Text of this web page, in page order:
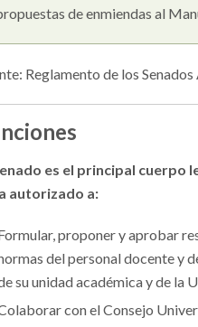
de enmiendas al
Reglamento de los
es el principal
autorizado a:
proponer y aprobar
del personal docente y
su unidad académica y de la
con el Consejo